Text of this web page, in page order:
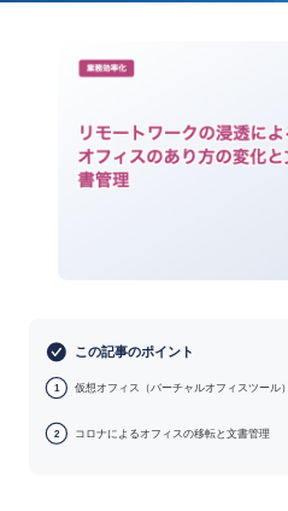
この記事のポイント
1 仮想オフィス（バーチャルオフィスツール
2 コロナによるオフィスの移転と文書管理